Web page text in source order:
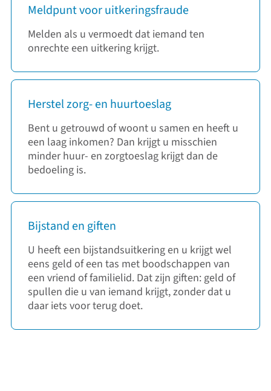
Meldpunt voor uitkeringsfraude
Melden als u vermoedt dat iemand ten
onrechte een uitkering krijgt.
Herstel zorg- en huurtoeslag
Bent u getrouwd of woont u samen en heeft u
een laag inkomen? Dan krijgt u misschien
minder huur- en zorgtoeslag krijgt dan de
bedoeling is.
Bijstand en giften
U heeft een bijstandsuitkering en u krijgt wel
eens geld of een tas met boodschappen van
een vriend of familielid. Dat zijn giften: geld of
spullen die u van iemand krijgt, zonder dat u
daar iets voor terug doet.